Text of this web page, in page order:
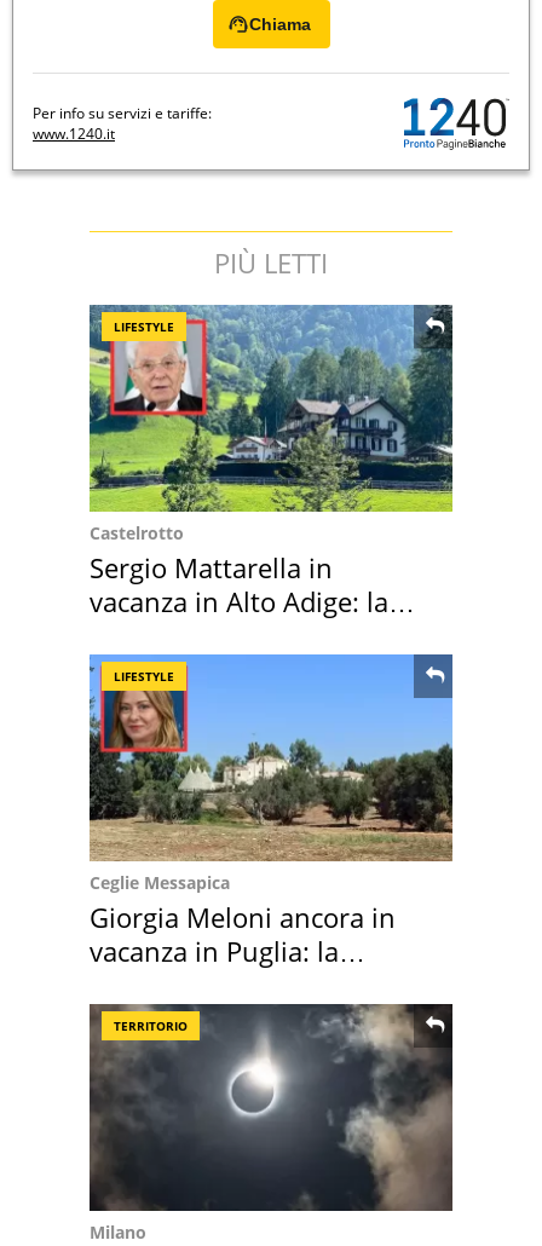
Chiama
Per info su servizi e tariffe:
www.1240.it
PIÙ LETTI
LIFESTYLE
Castelrotto
Sergio Mattarella in
vacanza in Alto Adige: la
LIFESTYLE
Ceglie Messapica
Giorgia Meloni ancora in
vacanza in Puglia: la
TERRITORIO
Milano